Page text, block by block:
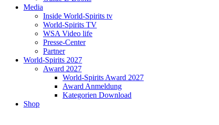
Media
Inside World-Spirits tv
World-Spirits TV
WSA Video life
Presse-Center
Partner
World-Spirits 2027
Award 2027
World-Spirits Award 2027
Award Anmeldung
Kategorien Download
Shop